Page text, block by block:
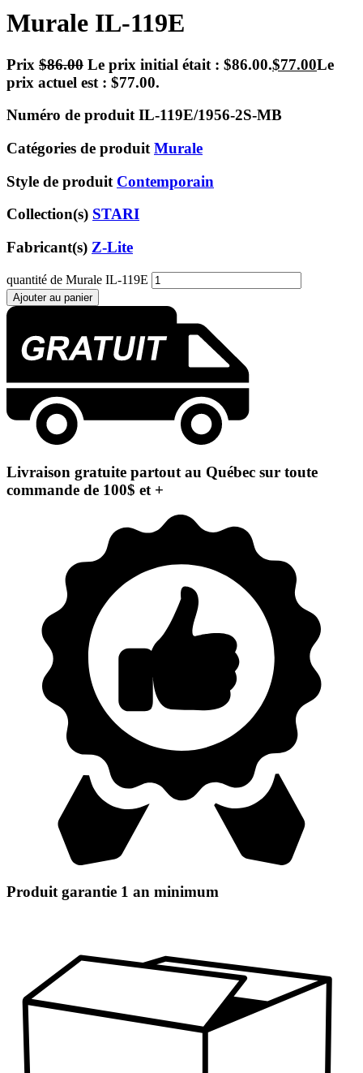
Murale IL-119E
Prix $86.00 Le prix initial était : $86.00.$77.00Le
prix actuel est : $77.00.
Numéro de produitIL-119E/1956-2S-MB
Catégories de produit Murale
Style de produit Contemporain
Collection(s) STARI
Fabricant(s) Z-Lite
quantité de Murale IL-119E
Ajouter au panier
Livraison gratuite partout au Québec sur toute
commande de 100$ et +
Produit garantie 1 an minimum